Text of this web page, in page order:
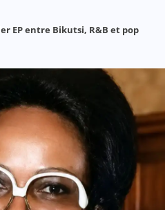
EP entre Bikutsi, R&B et pop